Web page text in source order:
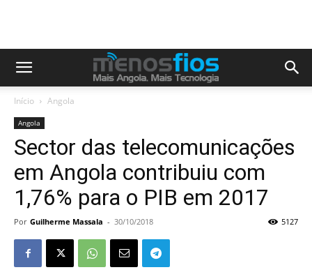
Início Angola
Angola
Sector das telecomunicações
em Angola contribuiu com
1,76% para o PIB em 2017
Por Guilherme Massala - 30/10/2018 5127